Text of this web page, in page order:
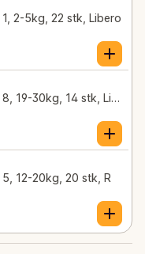
2-5kg, 22 stk, Libero
kr
Maks 4 per kunde, Str. 8, 19-30kg, 14 stk, Libero
kr
12-20kg, 20 stk, R
kr